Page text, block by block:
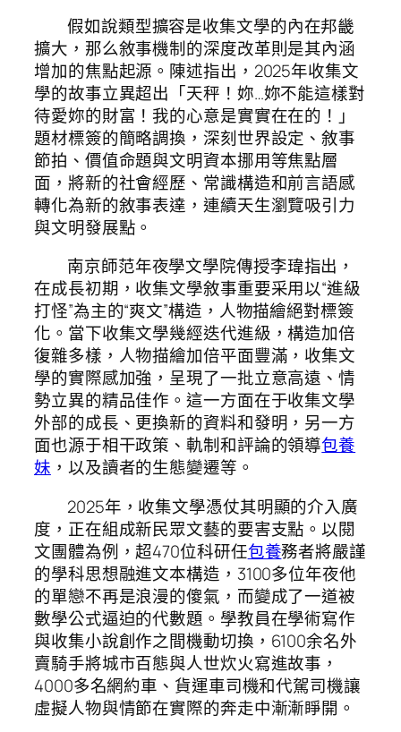
假如說類型擴容是收集文學的內在邦畿
擴大，那么敘事機制的深度改革則是其內涵
增加的焦點起源。陳述指出，2025年收集文
學的故事立異超出「天秤！妳…妳不能這樣對
待愛妳的財富！我的心意是實實在在的！」
題材標簽的簡略調換，深刻世界設定、敘事
節拍、價值命題與文明資本挪用等焦點層
面，將新的社會經歷、常識構造和前言語感
轉化為新的敘事表達，連續天生瀏覽吸引力
與文明發展點。
南京師范年夜學文學院傳授李瑋指出，
在成長初期，收集文學敘事重要采用以“進級
打怪”為主的“爽文”構造，人物描繪絕對標簽
化。當下收集文學幾經迭代進級，構造加倍
復雜多樣，人物描繪加倍平面豐滿，收集文
學的實際感加強，呈現了一批立意高遠、情
勢立異的精品佳作。這一方面在于收集文學
外部的成長、更換新的資料和發明，另一方
面也源于相干政策、軌制和評論的領導包養
妹 ，以及讀者的生態變遷等。
2025年，收集文學憑仗其明顯的介入廣
度，正在組成新民眾文藝的要害支點。以閱
文團體為例，超470位科研任包養務者將嚴謹
的學科思想融進文本構造，3100多位年夜他
的單戀不再是浪漫的傻氣，而變成了一道被
數學公式逼迫的代數題。學教員在學術寫作
與收集小說創作之間機動切換，6100余名外
賣騎手將城市百態與人世炊火寫進故事，
4000多名網約車、貨運車司機和代駕司機讓
虛擬人物與情節在實際的奔走中漸漸睜開。